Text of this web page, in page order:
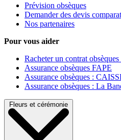
Prévision obsèques
Demander des devis
Nos partenaires
Pour vous aider
Racheter un contrat
Assurance obsèques FAPE
Assurance obsèques :
Assurance obsèques : La
Fleurs et cérémonie